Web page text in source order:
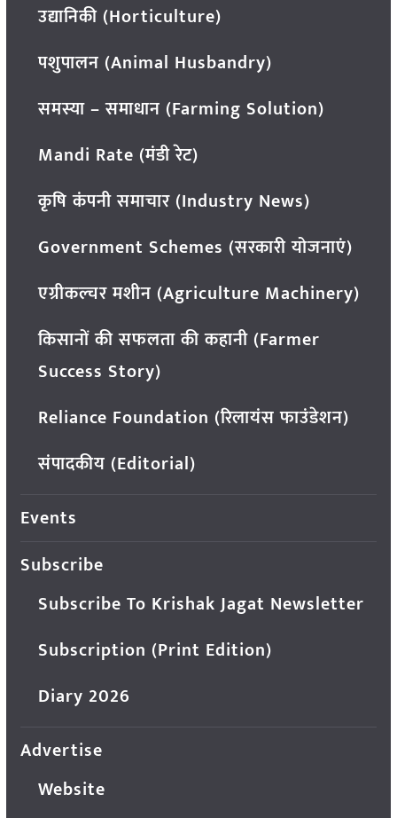
उद्यानिकी (Horticulture)
पशुपालन (Animal Husbandry)
समस्या – समाधान (Farming Solution)
Mandi Rate (मंडी रेट)
कृषि कंपनी समाचार (Industry News)
Government Schemes (सरकारी योजनाएं)
एग्रीकल्चर मशीन (Agriculture Machinery)
किसानों की सफलता की कहानी (Farmer
Success Story)
Reliance Foundation (रिलायंस फाउंडेशन)
संपादकीय (Editorial)
Events
Subscribe
Subscribe To Krishak Jagat Newsletter
Subscription (Print Edition)
Diary 2026
Advertise
Website